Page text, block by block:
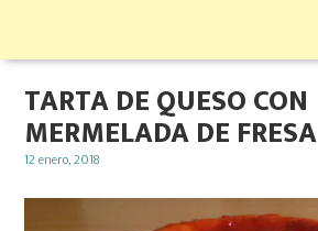
TARTA DE QUESO CON
MERMELADA DE FRESA
Posted
12 enero, 2018